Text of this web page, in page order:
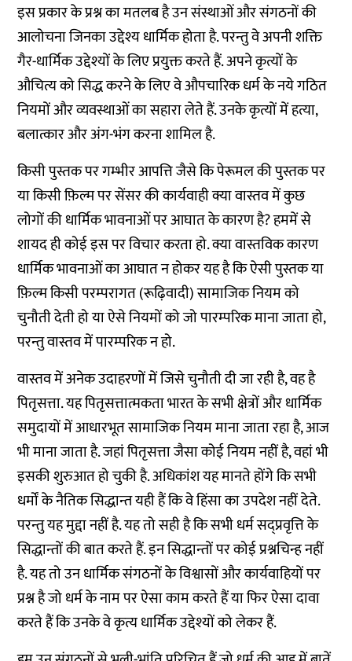
इस प्रकार के प्रश्न का मतलब है उन संस्थाओं और संगठनों की
आलोचना जिनका उद्देश्य धार्मिक होता है. परन्तु वे अपनी शक्ति
गैर-धार्मिक उद्देश्यों के लिए प्रयुक्त करते हैं. अपने कृत्यों के
औचित्य को सिद्ध करने के लिए वे औपचारिक धर्म के नये गठित
नियमों और व्यवस्थाओं का सहारा लेते हैं. उनके कृत्यों में हत्या,
बलात्कार और अंग-भंग करना शामिल है.
किसी पुस्तक पर गम्भीर आपत्ति जैसे कि पेरूमल की पुस्तक पर
या किसी फ़िल्म पर सेंसर की कार्यवाही क्या वास्तव में कुछ
लोगों की धार्मिक भावनाओं पर आघात के कारण है? हममें से
शायद ही कोई इस पर विचार करता हो. क्या वास्तविक कारण
धार्मिक भावनाओं का आघात न होकर यह है कि ऐसी पुस्तक या
फ़िल्म किसी परम्परागत (रूढ़िवादी) सामाजिक नियम को
चुनौती देती हो या ऐसे नियमों को जो पारम्परिक माना जाता हो,
परन्तु वास्तव में पारम्परिक न हो.
वास्तव में अनेक उदाहरणों में जिसे चुनौती दी जा रही है, वह है
पितृसत्ता. यह पितृसत्तात्मकता भारत के सभी क्षेत्रों और धार्मिक
समुदायों में आधारभूत सामाजिक नियम माना जाता रहा है, आज
भी माना जाता है. जहां पितृसत्ता जैसा कोई नियम नहीं है, वहां भी
इसकी शुरुआत हो चुकी है. अधिकांश यह मानते होंगे कि सभी
धर्मों के नैतिक सिद्धान्त यही हैं कि वे हिंसा का उपदेश नहीं देते.
परन्तु यह मुद्दा नहीं है. यह तो सही है कि सभी धर्म सद्प्रवृत्ति के
सिद्धान्तों की बात करते हैं. इन सिद्धान्तों पर कोई प्रश्नचिन्ह नहीं
है. यह तो उन धार्मिक संगठनों के विश्वासों और कार्यवाहियों पर
प्रश्न है जो धर्म के नाम पर ऐसा काम करते हैं या फिर ऐसा दावा
करते हैं कि उनके वे कृत्य धार्मिक उद्देश्यों को लेकर हैं.